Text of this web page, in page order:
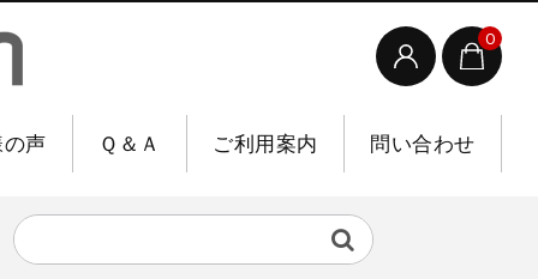
0
声 Ｑ＆Ａ ご利用案内 問い合わせ